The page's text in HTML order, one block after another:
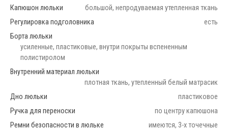
Капюшон люльки
большой, непродуваемая утепленная ткань
Регулировка подголовника
есть
Борта люльки
усиленные, пластиковые, внутри покрыты вспененным
полистиролом
Внутренний материал люльки
плотная ткань, утепленный белый матрасик
Дно люльки
пластиковое
Ручка для переноски
по центру капюшона
Ремни безопасности в люльке
имеются, 3-х точечные